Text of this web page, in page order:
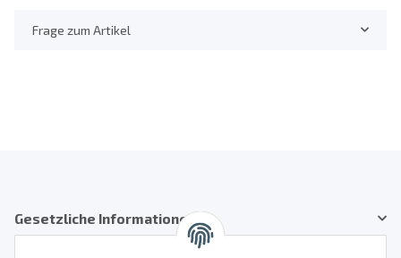
Frage zum Artikel
Gesetzliche Informationen